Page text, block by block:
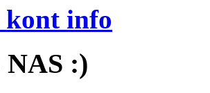
kont info
:)